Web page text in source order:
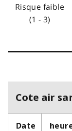
Risque faible
(1 - 3)
Cote air
Date